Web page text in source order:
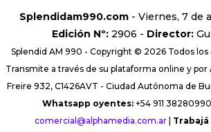
Splendidam990.com - Viernes, 7 de
Edición Nº:2906 - Director:
Splendid AM 990 - Copyright © 2026 Todos
Transmite a través de su plataforma online y
Freire 932, C1426AVT - Ciudad Autónoma de
Whatsapp oyentes: +54 911 38280990
comercial@alphamedia.com.ar|